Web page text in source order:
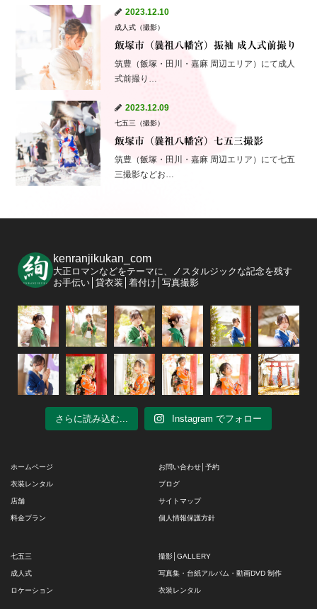
2023.12.10
成人式（撮影）
飯塚市（曩祖八幡宮）振袖 成人式前撮り
筑豊（飯塚・田川・嘉麻 周辺エリア）にて成人
式前撮り…
2023.12.09
七五三（撮影）
飯塚市（曩祖八幡宮）七五三撮影
筑豊（飯塚・田川・嘉麻 周辺エリア）にて七五
三撮影などお…
kenranjikukan_com
大正ロマンなどをテーマに、ノスタルジックな記念を残す
お手伝い│貸衣装│着付け│写真撮影
さらに読み込む... Instagram でフォロー
ホームページ
衣装レンタル
店舗
料金プラン
お問い合わせ│予約
ブログ
サイトマップ
個人情報保護方針
七五三
成人式
ロケーション
撮影│GALLERY
写真集・台紙アルバム・動画DVD 制作
衣装レンタル